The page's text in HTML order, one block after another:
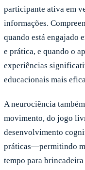
participante ativa em
informações.
quando está engajado
e prática, e quando o
experiências
educacionais mais
A neurociência
movimento, do jogo
desenvolvimento
práticas—permitindo
tempo para